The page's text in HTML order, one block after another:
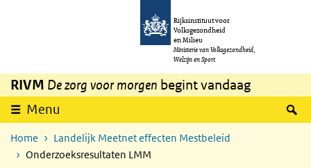
Overslaan en naar de inhoud gaan
Rijksinstituut voor
Volksgezondheid
en Milieu
Ministerie van Volksgezondheid,
Welzijn en Sport
RIVM De zorg voor morgen begint vandaag
Menu
Home
Landelijk Meetnet effecten Mestbeleid
Onderzoeksresultaten LMM